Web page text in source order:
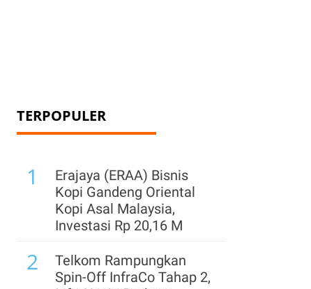
TERPOPULER
1
Erajaya (ERAA) Bisnis
Kopi Gandeng Oriental
Kopi Asal Malaysia,
Investasi Rp 20,16 M
2
Telkom Rampungkan
Spin-Off InfraCo Tahap 2,